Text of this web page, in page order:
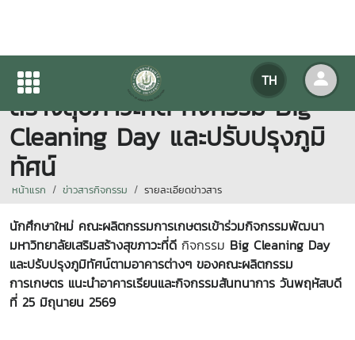
TH
กิจกรรมพัฒนามหาวิทยาลัยเสริม
สร้างสุขภาวะที่ดี กิจกรรม Big
Cleaning Day และปรับปรุงภูมิ
ทัศน์
หน้าแรก ข่าวสารกิจกรรม รายละเอียดข่าวสาร
นักศึกษาใหม่ คณะผลิตกรรมการเกษตรเข้าร่วมกิจกรรมพัฒนา
มหาวิทยาลัยเสริมสร้างสุขภาวะที่ดี กิจกรรม Big Cleaning Day
และปรับปรุงภูมิทัศน์ตามอาคารต่างๆ ของคณะผลิตกรรม
การเกษตร แนะนำอาคารเรียนและกิจกรรมสันทนาการ วันพฤหัสบดี
ที่ 25 มิถุนายน 2569